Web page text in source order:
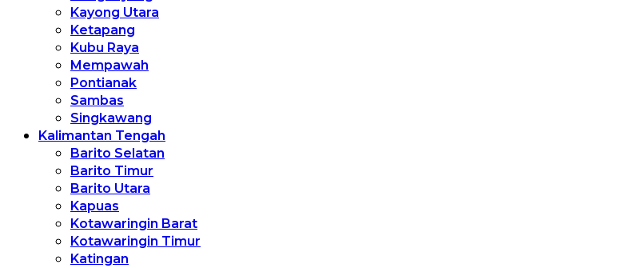
Kayong Utara
Ketapang
Kubu Raya
Mempawah
Pontianak
Sambas
Singkawang
Kalimantan Tengah
Barito Selatan
Barito Timur
Barito Utara
Kapuas
Kotawaringin Barat
Kotawaringin Timur
Katingan